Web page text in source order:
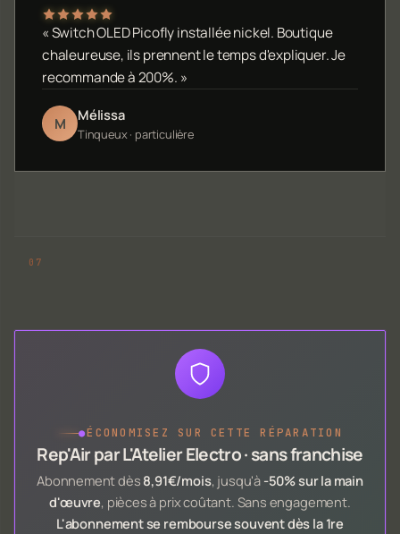
« Switch OLED Picofly installée nickel. Boutique
chaleureuse, ils prennent le temps d'expliquer. Je
recommande à 200%. »
M Mélissa
Tinqueux · particulière
●ÉCONOMISEZ SUR CETTE RÉPARATION
Rep'Air par L'Atelier Electro · sans franchise
Abonnement dès 8,91€/mois, jusqu'à -50% sur la main
d'œuvre, pièces à prix coûtant. Sans engagement.
L'abonnement se rembourse souvent dès la 1re